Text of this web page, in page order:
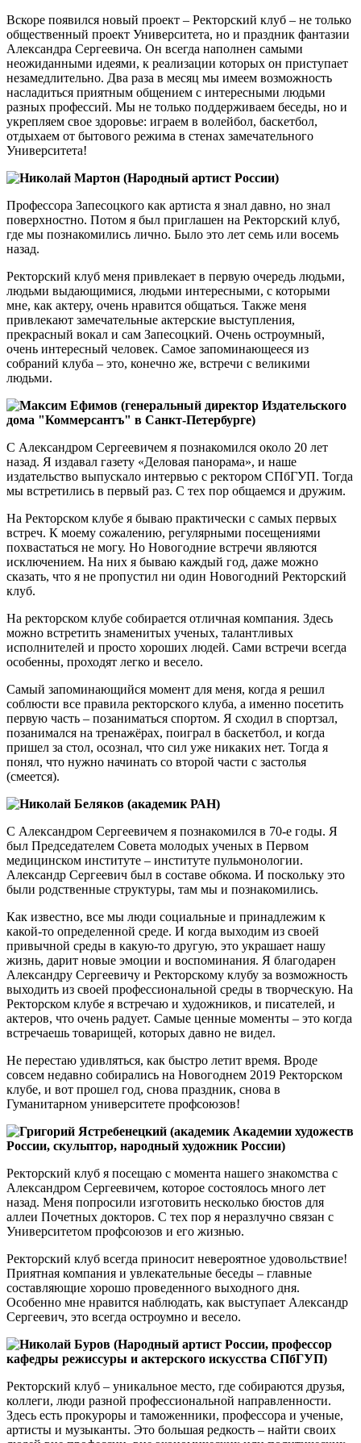
Вскоре появился новый проект – Ректорский клуб – не только
общественный проект Университета, но и праздник фантазии
Александра Сергеевича. Он всегда наполнен самыми
неожиданными идеями, к реализации которых он приступает
незамедлительно. Два раза в месяц мы имеем возможность
насладиться приятным общением с интересными людьми
разных профессий. Мы не только поддерживаем беседы, но и
укрепляем свое здоровье: играем в волейбол, баскетбол,
отдыхаем от бытового режима в стенах замечательного
Университета!
Николай Мартон (Народный артист России)
Профессора Запесоцкого как артиста я знал давно, но знал
поверхностно. Потом я был приглашен на Ректорский клуб,
где мы познакомились лично. Было это лет семь или восемь
назад.
Ректорский клуб меня привлекает в первую очередь людьми,
людьми выдающимися, людьми интересными, с которыми
мне, как актеру, очень нравится общаться. Также меня
привлекают замечательные актерские выступления,
прекрасный вокал и сам Запесоцкий. Очень остроумный,
очень интересный человек. Самое запоминающееся из
собраний клуба – это, конечно же, встречи с великими
людьми.
Максим Ефимов (генеральный директор Издательского
дома "Коммерсантъ" в Санкт-Петербурге)
С Александром Сергеевичем я познакомился около 20 лет
назад. Я издавал газету «Деловая панорама», и наше
издательство выпускало интервью с ректором СПбГУП. Тогда
мы встретились в первый раз. С тех пор общаемся и дружим.
На Ректорском клубе я бываю практически с самых первых
встреч. К моему сожалению, регулярными посещениями
похвастаться не могу. Но Новогодние встречи являются
исключением. На них я бываю каждый год, даже можно
сказать, что я не пропустил ни один Новогодний Ректорский
клуб.
На ректорском клубе собирается отличная компания. Здесь
можно встретить знаменитых ученых, талантливых
исполнителей и просто хороших людей. Сами встречи всегда
особенны, проходят легко и весело.
Самый запоминающийся момент для меня, когда я решил
соблюсти все правила ректорского клуба, а именно посетить
первую часть – позаниматься спортом. Я сходил в спортзал,
позанимался на тренажёрах, поиграл в баскетбол, и когда
пришел за стол, осознал, что сил уже никаких нет. Тогда я
понял, что нужно начинать со второй части с застолья
(смеется).
Николай Беляков (академик РАН)
С Александром Сергеевичем я познакомился в 70-е годы. Я
был Председателем Совета молодых ученых в Первом
медицинском институте – институте пульмонологии.
Александр Сергеевич был в составе обкома. И поскольку это
были родственные структуры, там мы и познакомились.
Как известно, все мы люди социальные и принадлежим к
какой-то определенной среде. И когда выходим из своей
привычной среды в какую-то другую, это украшает нашу
жизнь, дарит новые эмоции и воспоминания. Я благодарен
Александру Сергеевичу и Ректорскому клубу за возможность
выходить из своей профессиональной среды в творческую. На
Ректорском клубе я встречаю и художников, и писателей, и
актеров, что очень радует. Самые ценные моменты – это когда
встречаешь товарищей, которых давно не видел.
Не перестаю удивляться, как быстро летит время. Вроде
совсем недавно собирались на Новогоднем 2019 Ректорском
клубе, и вот прошел год, снова праздник, снова в
Гуманитарном университете профсоюзов!
Григорий Ястребенецкий (академик Академии художеств
России, скульптор, народный художник России)
Ректорский клуб я посещаю с момента нашего знакомства с
Александром Сергеевичем, которое состоялось много лет
назад. Меня попросили изготовить несколько бюстов для
аллеи Почетных докторов. С тех пор я неразлучно связан с
Университетом профсоюзов и его жизнью.
Ректорский клуб всегда приносит невероятное удовольствие!
Приятная компания и увлекательные беседы – главные
составляющие хорошо проведенного выходного дня.
Особенно мне нравится наблюдать, как выступает Александр
Сергеевич, это всегда остроумно и весело.
Николай Буров (Народный артист России, профессор
кафедры режиссуры и актерского искусства СПбГУП)
Ректорский клуб – уникальное место, где собираются друзья,
коллеги, люди разной профессиональной направленности.
Здесь есть прокуроры и таможенники, профессора и ученые,
артисты и музыканты. Это большая редкость – найти своих